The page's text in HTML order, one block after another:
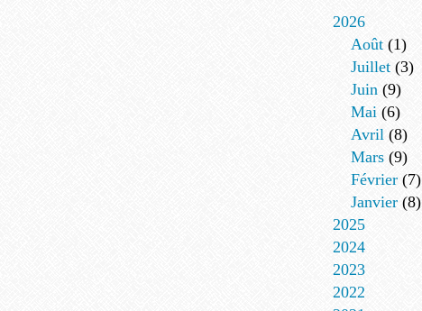
2026
Août (1)
Juillet (3)
Juin (9)
Mai (6)
Avril (8)
Mars (9)
Février (7)
Janvier (8)
2025
2024
2023
2022